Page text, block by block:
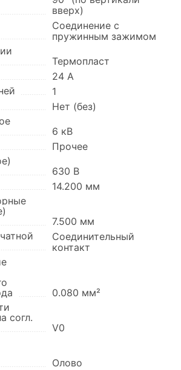
вверх)
Соединение с
пружинным зажимом
Термопласт
24 А
1
Нет (без)
6 кВ
Прочее
630 В
14.200 мм
7.500 мм
Соединительный
контакт
0.080 мм²
согл.
V0
Олово